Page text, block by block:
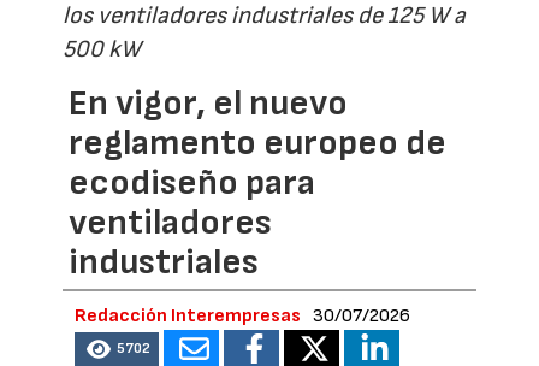
los ventiladores industriales de 125 W a
500 kW
En vigor, el nuevo
reglamento europeo de
ecodiseño para
ventiladores
industriales
Redacción Interempresas 30/07/2026
5702